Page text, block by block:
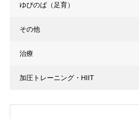
ゆびのば（足育）
その他
治療
加圧トレーニング・HIIT